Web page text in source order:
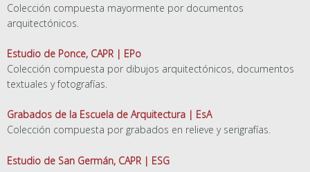
Colección compuesta mayormente por documentos
arquitectónicos.
Estudio de Ponce, CAPR | EPo
Colección compuesta por dibujos arquitectónicos, documentos
textuales y fotografías.
Grabados de la Escuela de Arquitectura | EsA
Colección compuesta por grabados en relieve y serigrafías.
Estudio de San Germán, CAPR | ESG